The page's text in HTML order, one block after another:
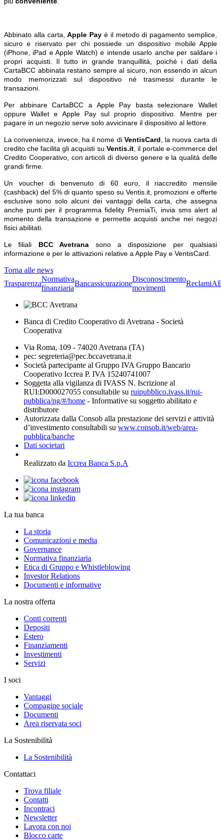
Abbinato alla carta,Apple Pay è il metodo di pagamento semplice,
sicuro e riservato per chi possiede un dispositivo mobile Apple
(iPhone, iPad e Apple Watch) e intende usarlo anche per saldare i
propri acquisti. Il tutto in grande tranquillità, poiché i dati della
CartaBCC abbinata restano sempre al sicuro, non essendo in alcun
modo memorizzati sul dispositivo né trasmessi durante le
transazioni.
Per abbinare CartaBCC a Apple Pay basta selezionare Wallet
oppure Wallet e Apple Pay sul proprio dispositivo. Mentre per
pagare in un negozio serve solo avvicinare il dispositivo al lettore.
La convenienza, invece, ha il nome di VentisCard , la nuova carta di
credito che facilita gli acquisti su Ventis.it, il portale e-commerce del
Credito Cooperativo, con articoli di diverso genere e la qualità delle
grandi firme.
Un voucher di benvenuto di 60 euro, il riaccredito mensile
(cashback) del 5% di quanto speso su Ventis.it, promozioni e offerte
esclusive sono solo alcuni dei vantaggi della carta, che assegna
anche punti per il programma fidelity PremiaTi, invia sms alert al
momento della transazione e permette acquisti anche nei negozi
fisici abilitati.
Le filiali BCC Avetrana sono a disposizione per qualsiasi
informazione e per le attivazioni relative a Apple Pay e VentisCard.
Torna alle news
Trasparenza
Normativa
finanziaria
Bancassicurazione
Disconoscimento
movimenti
Reclami
Banca di Credito Cooperativo di Avetrana - Società
Cooperativa
Via Roma, 109 - 74020 Avetrana (TA)
pec: segreteria@pec.bccavetrana.it
Società partecipante al Gruppo IVA Gruppo Bancario
Cooperativo Iccrea P. IVA 15240741007
Soggetta alla vigilanza di IVASS N. Iscrizione al
RUI:D000027055 consultabile su ruipubblico.ivass.it/rui-
pubblica/ng/#/home - Informative su soggetto abilitato e
distributore
Autorizzata dalla Consob alla prestazione dei servizi e attività
d’investimento consultabili su www.consob.it/web/area-
pubblica/banche
Dati societari
Realizzato da Iccrea Banca S.p.A
La tua banca
La storia
Comunicazioni e media
Governance
Normativa finanziaria
Etica di Gruppo e Whistleblowing
Investor Relations
Documenti e informative
La nostra offerta
Conti correnti
Depositi
Estero
Finanziamenti
Investimenti
Servizi
I soci
Vantaggi
Compagine sociale
Documenti
Area riservata soci
La Sostenibilità
La Sostenibilità
Contattaci
Trova filiale
Contatti
Incontraci
Newsletter
Lavora con noi
Blocco carte